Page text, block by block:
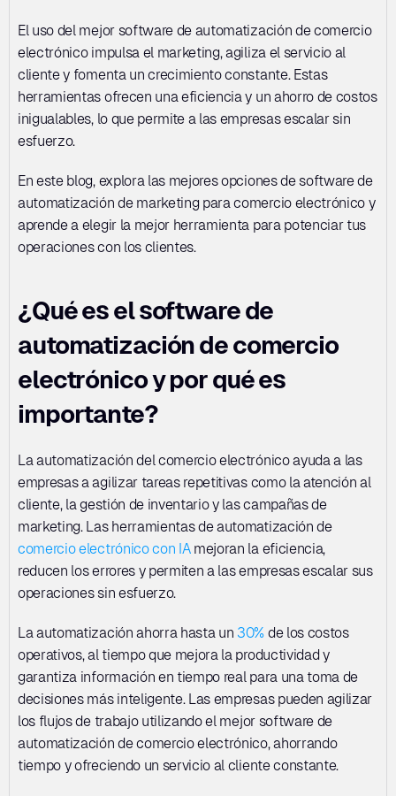
El uso del mejor software de automatización de comercio
electrónico impulsa el marketing, agiliza el servicio al
cliente y fomenta un crecimiento constante. Estas
herramientas ofrecen una eficiencia y un ahorro de costos
inigualables, lo que permite a las empresas escalar sin
esfuerzo.
En este blog, explora las mejores opciones de software de
automatización de marketing para comercio electrónico y
aprende a elegir la mejor herramienta para potenciar tus
operaciones con los clientes.
¿Qué es el software de
automatización de comercio
electrónico y por qué es
importante?
La automatización del comercio electrónico ayuda a las
empresas a agilizar tareas repetitivas como la atención al
cliente, la gestión de inventario y las campañas de
marketing. Las herramientas de automatización de
comercio electrónico con IA mejoran la eficiencia,
reducen los errores y permiten a las empresas escalar sus
operaciones sin esfuerzo.
La automatización ahorra hasta un 30% de los costos
operativos, al tiempo que mejora la productividad y
garantiza información en tiempo real para una toma de
decisiones más inteligente. Las empresas pueden agilizar
los flujos de trabajo utilizando el mejor software de
automatización de comercio electrónico, ahorrando
tiempo y ofreciendo un servicio al cliente constante.